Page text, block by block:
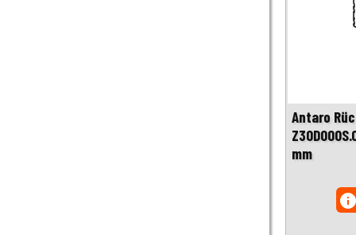
Antaro
mm